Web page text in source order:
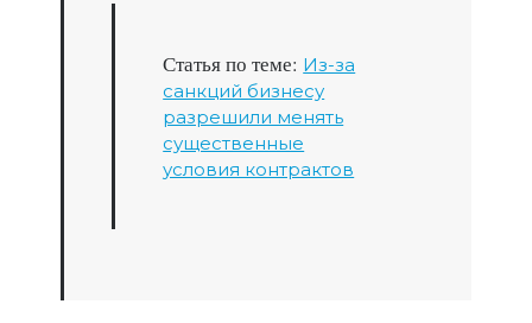
Статья по теме: Из-за
санкций бизнесу
разрешили менять
существенные
условия контрактов